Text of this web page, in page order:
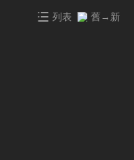
列表 舊→新